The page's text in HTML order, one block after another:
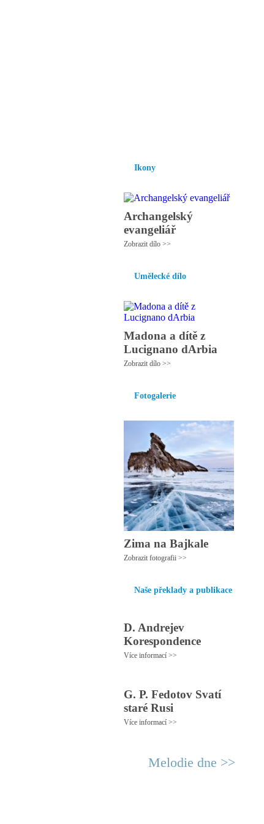
Ikony
Archangelský
evangeliář
Zobrazit dílo >>
Umělecké dílo
Madona a dítě z
Lucignano dArbia
Zobrazit dílo >>
Fotogalerie
Zima na Bajkale
Zobrazit fotografii >>
Naše překlady a publikace
D. Andrejev
Korespondence
Více informací >>
G. P. Fedotov Svatí
staré Rusi
Více informací >>
Melodie dne >>